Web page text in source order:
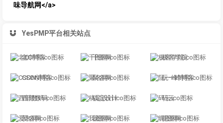
味导航网</a>
YesPMP平台相关站点
老D博客 千图网 极客学院
CSDN博客 聚名网 阮一峰博客
西部数码 稿定设计 码云
爱名网 我图网 昵图网